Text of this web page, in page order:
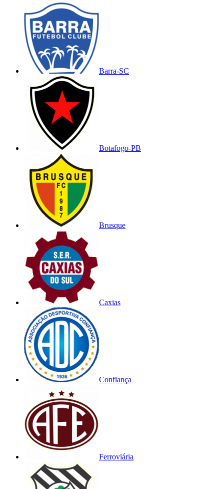
Barra-SC
Botafogo-PB
Brusque
Caxias
Confiança
Ferroviária